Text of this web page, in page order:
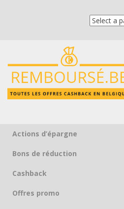
Skip to content
Actions d’épargne
Bons de réduction
Cashback
Offres promo